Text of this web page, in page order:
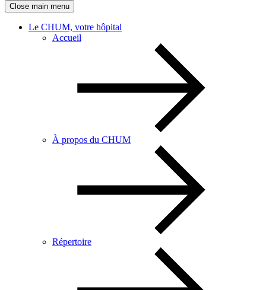
Close main menu
Le CHUM, votre hôpital
Accueil
À propos du CHUM
Répertoire